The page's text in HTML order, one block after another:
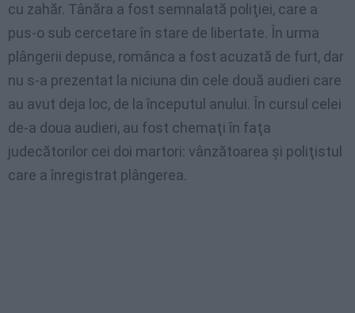
cu zahăr. Tânăra a fost semnalată poliţiei, care a
pus-o sub cercetare în stare de libertate. În urma
plângerii depuse, românca a fost acuzată de furt, dar
nu s-a prezentat la niciuna din cele două audieri care
au avut deja loc, de la începutul anului. În cursul celei
de-a doua audieri, au fost chemaţi în faţa
judecătorilor cei doi martori: vânzătoarea şi poliţistul
care a înregistrat plângerea.